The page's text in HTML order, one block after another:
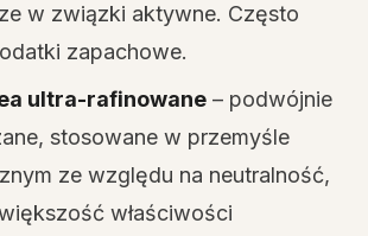
w związki aktywne. Często
zapachowe.
ultra-rafinowane – podwójnie
stosowane w przemyśle
ze względu na neutralność,
właściwości